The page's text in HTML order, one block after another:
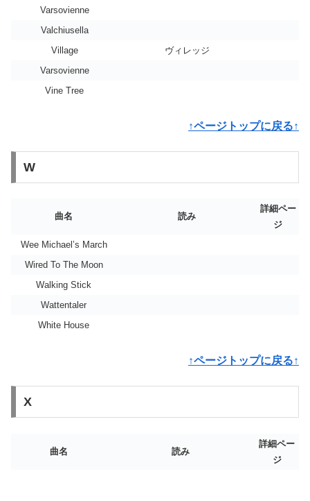
Varsovienne
Valchiusella
Village
ヴィレッジ
Varsovienne
Vine Tree
↑ページトップに戻る↑
W
曲名 読み
詳細ペー
ジ
Wee Michael’s March
Wired To The Moon
Walking Stick
Wattentaler
White House
↑ページトップに戻る↑
X
曲名 読み
詳細ペー
ジ